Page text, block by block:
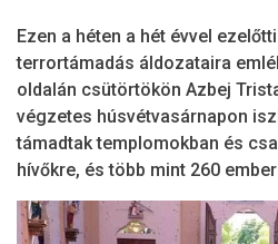
Ezen a héten a hét évvel
terrortámadás áldozataira
oldalán csütörtökön Azbej
végzetes húsvétvasárnapon
támadtak templomokban és
hívőkre, és több mint 260